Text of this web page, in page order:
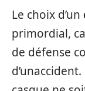
Le choix d’un
primordial,
de défense